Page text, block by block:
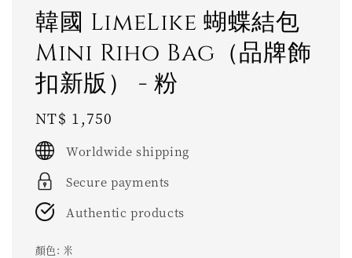
韓國 LimeLike 蝴蝶結包
Mini Riho Bag（品牌飾
扣新版） - 粉
Regular
price
NT$ 1,750
Worldwide shipping
Secure payments
Authentic products
顏色: 米